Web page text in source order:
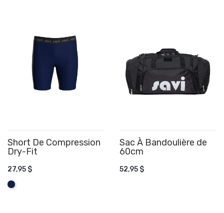
Short De Compression
Dry-Fit
27,95 $
Marine
AJOUTER AU PANIER
Sac À Bandoulière de
60cm
52,95 $
AJOUTER AU PANIER